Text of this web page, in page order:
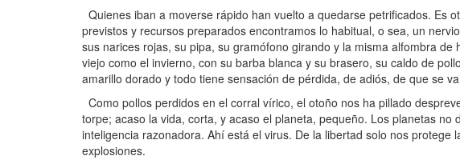
Quienes iban a moverse rápido han vuelto a quedarse petrificados. Es
previstos y recursos preparados encontramos lo habitual, o sea, un
sus narices rojas, su pipa, su gramófono girando y la misma alfombra
viejo como el invierno, con su barba blanca y su brasero, su caldo de
amarillo dorado y todo tiene sensación de pérdida, de adiós, de que se
Como pollos perdidos en el corral vírico, el otoño nos ha pillado
torpe; acaso la vida, corta, y acaso el planeta, pequeño. Los planetas
inteligencia razonadora. Ahí está el virus. De la libertad solo nos
explosiones.